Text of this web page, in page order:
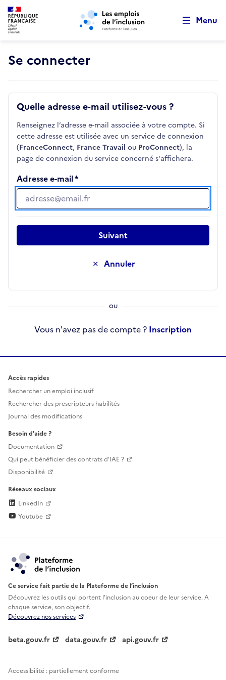
Aller au menu principal Aller au contenu principal
Menu
Se connecter
Quelle adresse e-mail utilisez-vous ?
Renseignez l’adresse e-mail associée à votre compte. Si
cette adresse est utilisée avec un service de connexion
(FranceConnect, France Travail ou ProConnect), la
page de connexion du service concerné s'affichera.
Adresse e-mail
Adresse e-mail
Annuler
Suivant
Vous n'avez pas de compte ? Inscription
Accès rapides
Rechercher un emploi inclusif
Rechercher des prescripteurs habilités
Journal des modifications
Besoin d'aide ?
Documentation
Qui peut bénéficier des contrats d'IAE ?
Disponibilité
Réseaux sociaux
LinkedIn
Youtube
Ce service fait partie de la Plateforme de l’inclusion
Découvrez les outils qui portent l'inclusion aucoeur de leur service. A
chaque service, son objectif.
Découvrez nos services
beta.gouv.fr data.gouv.fr api.gouv.fr
Accessibilité : partiellement conforme
Retour au début de la page
Panneau de gestion des cookies